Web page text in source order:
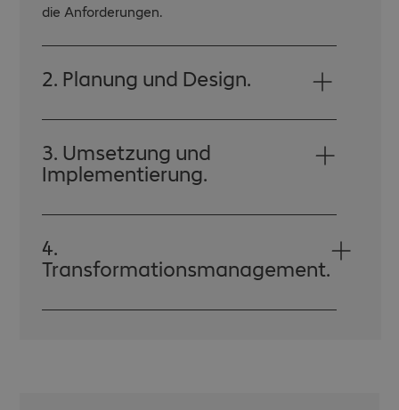
die Anforderungen.
2. Planung und Design.
3. Umsetzung und
Implementierung.
4.
Transformationsmanagement.